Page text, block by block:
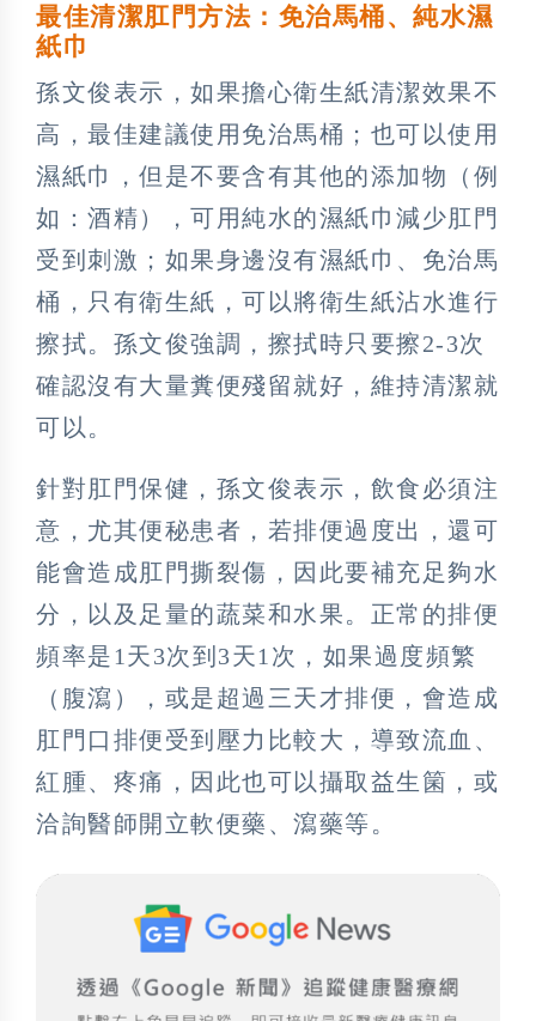
最佳清潔肛門方法：免治馬桶、純水濕
紙巾
孫文俊表示，如果擔心衛生紙清潔效果不
高，最佳建議使用免治馬桶；也可以使用
濕紙巾，但是不要含有其他的添加物（例
如：酒精），可用純水的濕紙巾減少肛門
受到刺激；如果身邊沒有濕紙巾、免治馬
桶，只有衛生紙，可以將衛生紙沾水進行
擦拭。孫文俊強調，擦拭時只要擦2-3次
確認沒有大量糞便殘留就好，維持清潔就
可以。
針對肛門保健，孫文俊表示，飲食必須注
意，尤其便秘患者，若排便過度出，還可
能會造成肛門撕裂傷，因此要補充足夠水
分，以及足量的蔬菜和水果。正常的排便
頻率是1天3次到3天1次，如果過度頻繁
（腹瀉），或是超過三天才排便，會造成
肛門口排便受到壓力比較大，導致流血、
紅腫、疼痛，因此也可以攝取益生箘，或
洽詢醫師開立軟便藥、瀉藥等。